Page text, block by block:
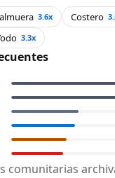
3.6x Costero
3.3x
comunitarias